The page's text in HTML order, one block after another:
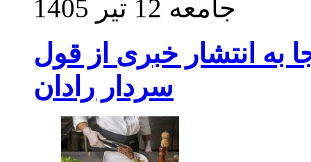
جامعه 12 تیر 1405
به انتشار خبری از قول
سردار رادان